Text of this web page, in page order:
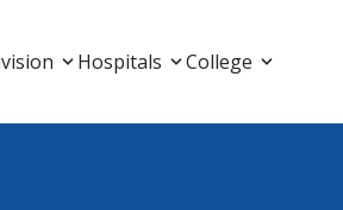
Doctor Listing
Hospitals College